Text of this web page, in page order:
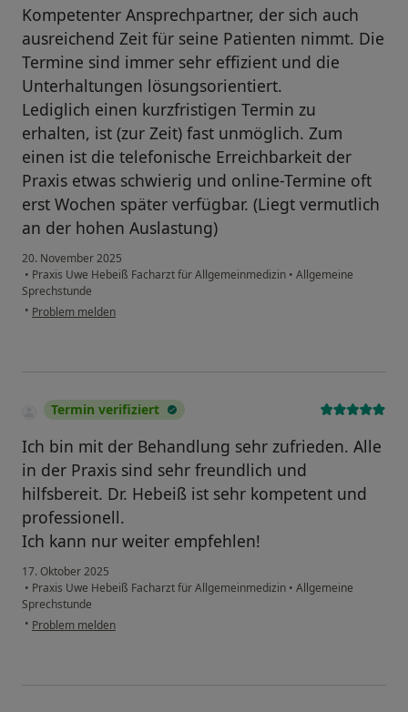
Kompetenter Ansprechpartner, der sich auch
ausreichend Zeit für seine Patienten nimmt. Die
Termine sind immer sehr effizient und die
Unterhaltungen lösungsorientiert.
Lediglich einen kurzfristigen Termin zu
erhalten, ist (zur Zeit) fast unmöglich. Zum
einen ist die telefonische Erreichbarkeit der
Praxis etwas schwierig und online-Termine oft
erst Wochen später verfügbar. (Liegt vermutlich
an der hohen Auslastung)
20. November 2025
• Praxis Uwe Hebeiß Facharzt für Allgemeinmedizin • Allgemeine
Sprechstunde
• Problem melden
Termin verifiziert
Ich bin mit der Behandlung sehr zufrieden. Alle
in der Praxis sind sehr freundlich und
hilfsbereit. Dr. Hebeiß ist sehr kompetent und
professionell.
Ich kann nur weiter empfehlen!
17. Oktober 2025
• Praxis Uwe Hebeiß Facharzt für Allgemeinmedizin • Allgemeine
Sprechstunde
• Problem melden